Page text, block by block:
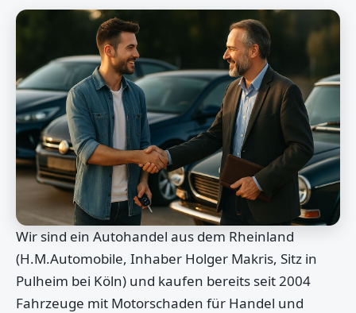
Wir sind ein Autohandel aus dem Rheinland
(H.M.Automobile, Inhaber Holger Makris, Sitz in
Pulheim bei Köln) und kaufen bereits seit 2004
Fahrzeuge mit Motorschaden für Handel und